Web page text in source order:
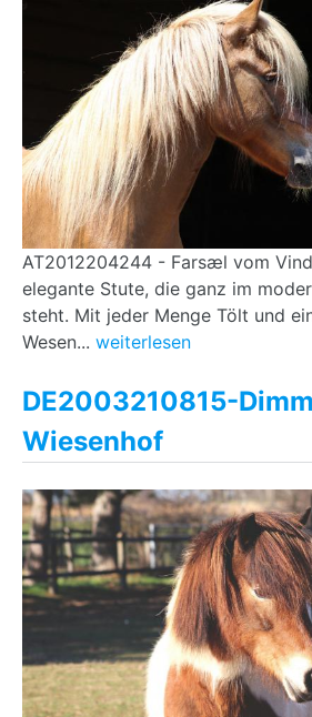
AT2012204244 - Farsæl vom
elegante Stute, die ganz im
steht. Mit jeder Menge Tölt und
Wesen... weiterlesen
DE2003210815-
Wiesenhof